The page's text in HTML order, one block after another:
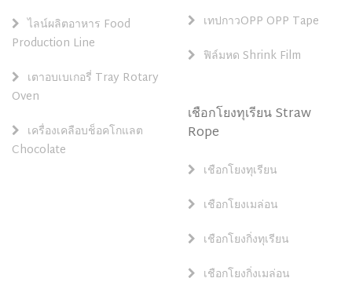
ไลน์ผลิตอาหาร Food
Production Line
เตาอบเบเกอรี่ Tray Rotary
Oven
เครื่องเคลือบช็อคโกแลต
Chocolate
เทปกาวOPP OPP Tape
ฟิล์มหด Shrink Film
เชือกโยงทุเรียน Straw
Rope
เชือกโยงทุเรียน
เชือกโยงเมล่อน
เชือกโยงกิ่งทุเรียน
เชือกโยงกิ่งเมล่อน